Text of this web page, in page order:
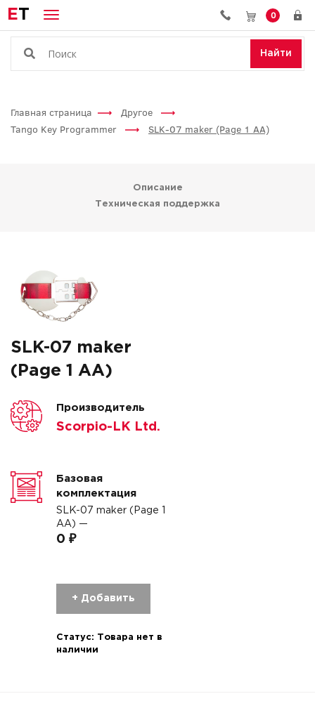
ET 0
Найти
Главная страница
Другое
Tango Key Programmer
SLK-07 maker (Page 1 AA)
Описание
Техническая поддержка
SLK-07 maker
(Page 1 AA)
Производитель
Scorpio-LK Ltd.
Базовая
комплектация
SLK-07 maker (Page 1
AA) —
0 ₽
+ Добавить
Статус:
Товара нет в
наличии